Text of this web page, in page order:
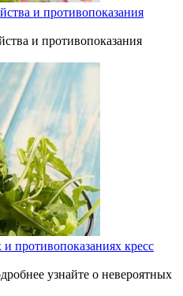
и противопоказания
и противопоказания
противопоказаниях кресс
узнайте о невероятных